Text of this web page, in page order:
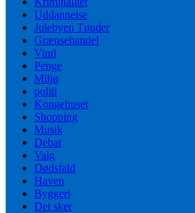
Uddannelse
Julebyen Tønder
Grænsehandel
Vind
Penge
Miljø
politi
Kongehuset
Shopping
Musik
Debat
Valg
Dødsfald
Haven
Byggeri
Det sker